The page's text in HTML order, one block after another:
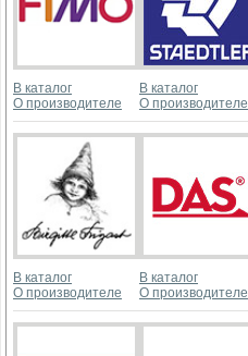
В каталог
О производителе
В каталог
О производителе
В каталог
О производителе
В каталог
О производителе